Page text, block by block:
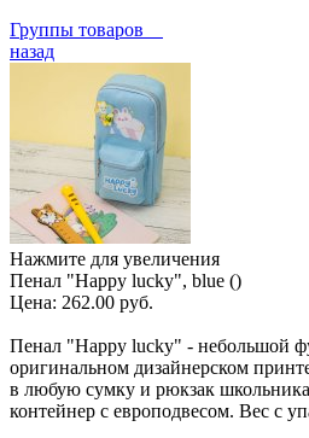
Группы товаров
назад
Нажмите для увеличения
Пенал "Happy lucky", blue ()
Цена: 262.00 руб.
Пенал "Happy lucky" - небольшой
оригинальном дизайнерском
в любую сумку и рюкзак школьника
контейнер с европодвесом. Вес с